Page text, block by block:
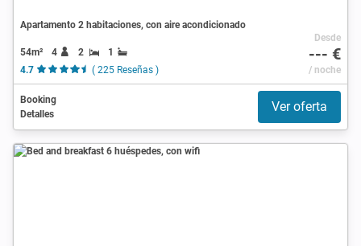
Apartamento 2 habitaciones, con aire acondicionado
54m² 4 2
1
4.7
( 225 Reseñas )
Desde
--- €
/ noche
Booking
Detalles
Ver oferta